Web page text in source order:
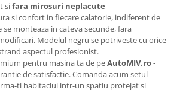
sifara mirosuri neplacute
si confort in fiecare calatorie, indiferent de
se monteaza in cateva secunde, fara
Modelul negru se potriveste cu orice
aspectul profesionist.
pentru masina ta de peAutoMIV.ro-
de satisfactie. Comanda acum setul
ti habitaclul intr-un spatiu protejat si